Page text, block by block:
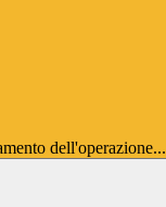
dell'operazione...